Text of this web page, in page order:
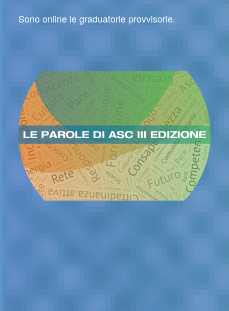
Sono online le graduatorie provvisorie.